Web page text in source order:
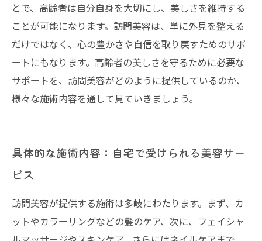
とで、高齢者は自分自身を大切にし、美しさを維持する
ことが可能になります。訪問美容は、単に外見を整える
だけではなく、心の豊かさや自信を取り戻すためのサポ
ートにもなります。高齢者の美しさを守るために必要な
サポートを、訪問美容がどのように提供しているのか、
様々な施術内容を通して見ていきましょう。
具体的な施術内容：自宅で受けられる美容サー
ビス
訪問美容が提供する施術は多岐にわたります。まず、カ
ットやカラーリングなどの髪のケア、次に、フェイシャ